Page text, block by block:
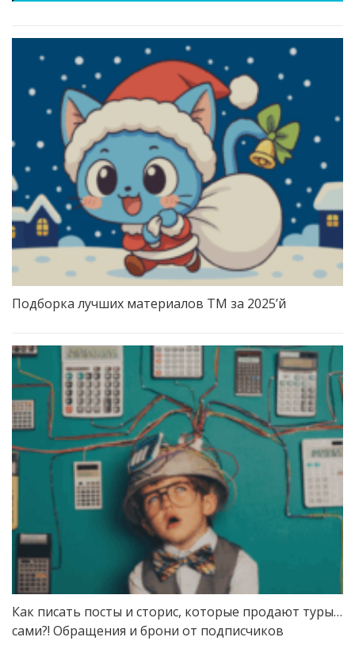
Подборка лучших материалов TM за 2025’й
Как писать посты и сторис, которые продают туры…
сами?! Обращения и брони от подписчиков